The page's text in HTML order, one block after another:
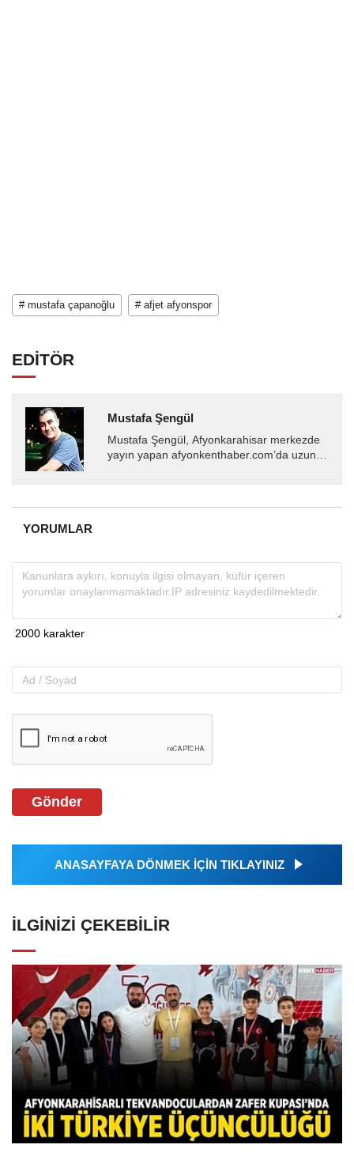
# mustafa çapanoğlu # afjet afyonspor
EDİTÖR
Mustafa Şengül
Mustafa Şengül, Afyonkarahisar merkezde
yayın yapan afyonkenthaber.com’da uzun
almakta, haber akışı...
YORUMLAR
Gönder
ANASAYFAYA DÖNMEK İÇİN TIKLAYINIZ
İLGINIZI ÇEKEBILIR